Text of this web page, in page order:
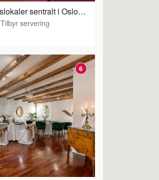
HIPPO - unike selskapslokaler sentralt i Oslo - Hippo
Tilbyr servering
6